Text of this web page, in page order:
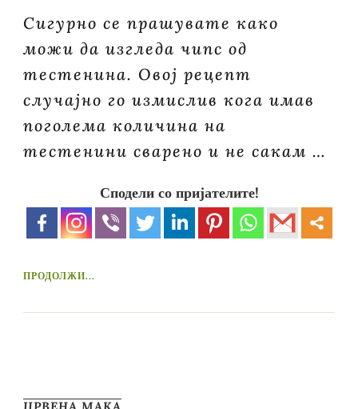
Сигурно се прашувате како
можи да изгледа чипс од
тестенина. Овој рецепт
случајно го измислив кога имав
поголема количина на
тестенини сварено и не сакам …
Сподели со пријателите!
ПРОДОЛЖИ...
ЦРВЕНА МАКА